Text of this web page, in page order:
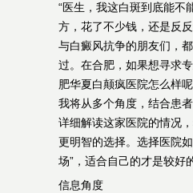
“医生，我这白斑到底能不
方，花了不少钱，还是反
与白癜风抗争的朋友们，
过。在合肥，如果想寻求
肥华夏白颠疯医院怎么样
我将从多个角度，结合患
详细解读这家医院的情况
更明智的选择。选择医院
场”，适合自己的才是较好
信息角度